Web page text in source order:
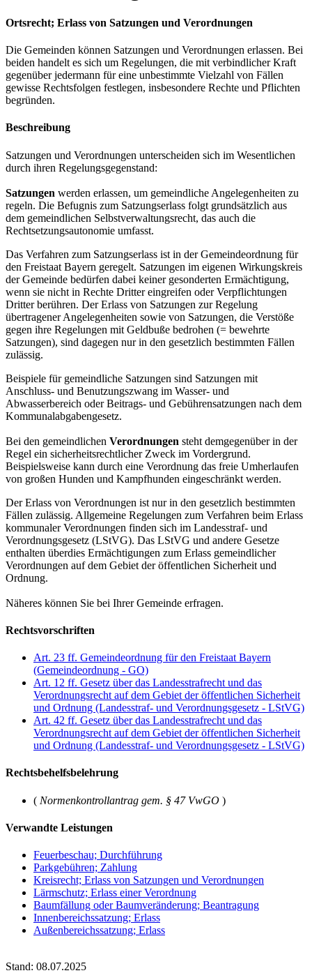
Ortsrecht; Erlass von Satzungen und Verordnungen
Die Gemeinden können Satzungen und Verordnungen erlassen. Bei
beiden handelt es sich um Regelungen, die mit verbindlicher Kraft
gegenüber jedermann für eine unbestimmte Vielzahl von Fällen
gewisse Rechtsfolgen festlegen, insbesondere Rechte und Pflichten
begründen.
Beschreibung
Satzungen und Verordnungen unterscheiden sich im Wesentlichen
durch ihren Regelungsgegenstand:
Satzungen werden erlassen, um gemeindliche Angelegenheiten zu
regeln. Die Befugnis zum Satzungserlass folgt grundsätzlich aus
dem gemeindlichen Selbstverwaltungsrecht, das auch die
Rechtsetzungsautonomie umfasst.
Das Verfahren zum Satzungserlass ist in der Gemeindeordnung für
den Freistaat Bayern geregelt. Satzungen im eigenen Wirkungskreis
der Gemeinde bedürfen dabei keiner gesonderten Ermächtigung,
wenn sie nicht in Rechte Dritter eingreifen oder Verpflichtungen
Dritter berühren. Der Erlass von Satzungen zur Regelung
übertragener Angelegenheiten sowie von Satzungen, die Verstöße
gegen ihre Regelungen mit Geldbuße bedrohen (= bewehrte
Satzungen), sind dagegen nur in den gesetzlich bestimmten Fällen
zulässig.
Beispiele für gemeindliche Satzungen sind Satzungen mit
Anschluss- und Benutzungszwang im Wasser- und
Abwasserbereich oder Beitrags- und Gebührensatzungen nach dem
Kommunalabgabengesetz.
Bei den gemeindlichen Verordnungen steht demgegenüber in der
Regel ein sicherheitsrechtlicher Zweck im Vordergrund.
Beispielsweise kann durch eine Verordnung das freie Umherlaufen
von großen Hunden und Kampfhunden eingeschränkt werden.
Der Erlass von Verordnungen ist nur in den gesetzlich bestimmten
Fällen zulässig. Allgemeine Regelungen zum Verfahren beim Erlass
kommunaler Verordnungen finden sich im Landesstraf- und
Verordnungsgesetz (LStVG). Das LStVG und andere Gesetze
enthalten überdies Ermächtigungen zum Erlass gemeindlicher
Verordnungen auf dem Gebiet der öffentlichen Sicherheit und
Ordnung.
Näheres können Sie bei Ihrer Gemeinde erfragen.
Rechtsvorschriften
Art. 23 ff. Gemeindeordnung für den Freistaat Bayern
(Gemeindeordnung - GO)
Art. 12 ff. Gesetz über das Landesstrafrecht und das
Verordnungsrecht auf dem Gebiet der öffentlichen Sicherheit
und Ordnung (Landesstraf- und Verordnungsgesetz - LStVG)
Art. 42 ff. Gesetz über das Landesstrafrecht und das
Verordnungsrecht auf dem Gebiet der öffentlichen Sicherheit
und Ordnung (Landesstraf- und Verordnungsgesetz - LStVG)
Rechtsbehelfsbelehrung
( Normenkontrollantrag gem. § 47 VwGO )
Verwandte Leistungen
Feuerbeschau; Durchführung
Parkgebühren; Zahlung
Kreisrecht; Erlass von Satzungen und Verordnungen
Lärmschutz; Erlass einer Verordnung
Baumfällung oder Baumveränderung; Beantragung
Innenbereichssatzung; Erlass
Außenbereichssatzung; Erlass
Stand: 08.07.2025